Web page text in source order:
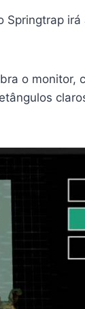
Springtrap
o monitor,